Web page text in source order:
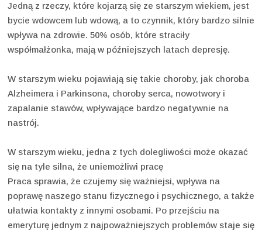
Jedną z rzeczy, które kojarzą się ze starszym wiekiem, jest
bycie wdowcem lub wdową, a to czynnik, który bardzo silnie
wpływa na zdrowie. 50% osób, które straciły
współmałżonka, mają w późniejszych latach depresję.
W starszym wieku pojawiają się takie choroby, jak choroba
Alzheimera i Parkinsona, choroby serca, nowotwory i
zapalanie stawów, wpływające bardzo negatywnie na
nastrój.
W starszym wieku, jedna z tych dolegliwości może okazać
się na tyle silna, że uniemożliwi pracę
Praca sprawia, że czujemy się ważniejsi, wpływa na
poprawę naszego stanu fizycznego i psychicznego, a także
ułatwia kontakty z innymi osobami. Po przejściu na
emeryturę jednym z najpoważniejszych problemów staje się